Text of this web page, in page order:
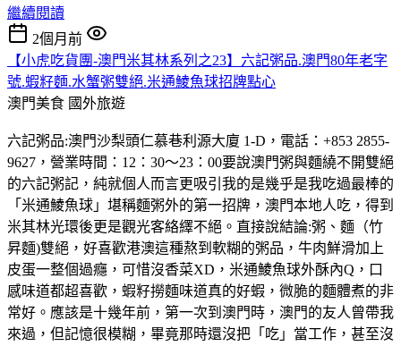
繼續閱讀
2個月前
【小虎吃貨團-澳門米其林系列之23】六記粥品.澳門80年老字
號.蝦籽麵.水蟹粥雙絕.米通鯪魚球招牌點心
澳門美食 國外旅遊
六記粥品:澳門沙梨頭仁慕巷利源大廈 1-D，電話：+853 2855-
9627，營業時間：12：30～23：00要說澳門粥與麵繞不開雙絕
的六記粥記，純就個人而言更吸引我的是幾乎是我吃過最棒的
「米通鯪魚球」堪稱麵粥外的第一招牌，澳門本地人吃，得到
米其林光環後更是觀光客絡繹不絕。直接說結論:粥、麵（竹
昇麵)雙絕，好喜歡港澳這種熬到軟糊的粥品，牛肉鮮滑加上
皮蛋一整個過癮，可惜沒香菜XD，米通鯪魚球外酥內Q，口
感味道都超喜歡，蝦籽撈麵味道真的好蝦，微脆的麵體煮的非
常好。應該是十幾年前，第一次到澳門時，澳門的友人曾帶我
來過，但記憶很模糊，畢竟那時還沒把「吃」當工作，甚至沒